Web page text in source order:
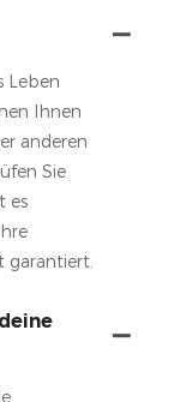
Leben
Ihnen
anderen
Sie
es
garantiert.